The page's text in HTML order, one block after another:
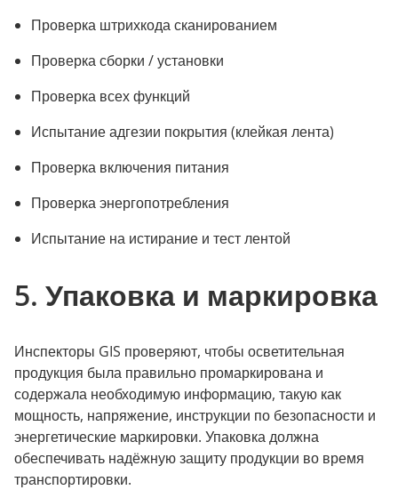
Проверка штрихкода сканированием
Проверка сборки / установки
Проверка всех функций
Испытание адгезии покрытия (клейкая лента)
Проверка включения питания
Проверка энергопотребления
Испытание на истирание и тест лентой
5. Упаковка и маркировка
Инспекторы GIS проверяют, чтобы осветительная
продукция была правильно промаркирована и
содержала необходимую информацию, такую как
мощность, напряжение, инструкции по безопасности и
энергетические маркировки. Упаковка должна
обеспечивать надёжную защиту продукции во время
транспортировки.